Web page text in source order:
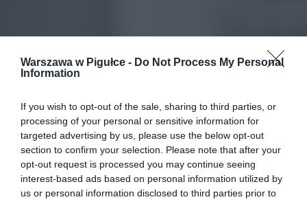
Warszawa w Pigułce - Do Not Process My Personal
Information
If you wish to opt-out of the sale, sharing to third parties, or
processing of your personal or sensitive information for
targeted advertising by us, please use the below opt-out
section to confirm your selection. Please note that after your
opt-out request is processed you may continue seeing
interest-based ads based on personal information utilized by
us or personal information disclosed to third parties prior to